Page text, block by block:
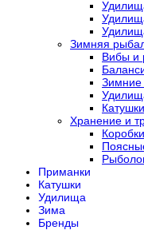
Зимняя
Вибы и
Зимние
Хранение и
Приманки
Катушки
Удилища
Зима
Бренды